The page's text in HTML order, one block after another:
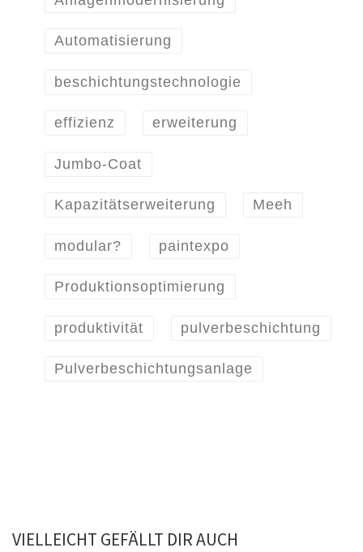
Automatisierung
beschichtungstechnologie
effizienz erweiterung
Jumbo-Coat
Kapazitätserweiterung Meeh
modular? paintexpo
Produktionsoptimierung
produktivität pulverbeschichtung
Pulverbeschichtungsanlage
VIELLEICHT GEFÄLLT DIR AUCH